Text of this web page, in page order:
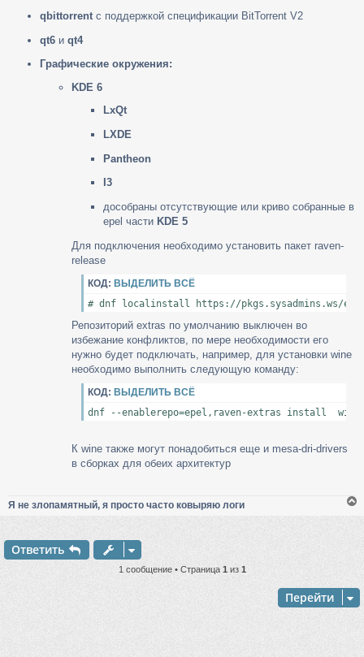
qbittorrent с поддержкой спецификации BitTorrent V2
qt6 и qt4
Графические окружения:
KDE 6
LxQt
LXDE
Pantheon
I3
дособраны отсутствующие или криво собранные в
epel части KDE 5
Для подключения необходимо установить пакет raven-
release
КОД: ВЫДЕЛИТЬ ВСЁ
# dnf localinstall https://pkgs.sysadmins.ws/el8/
Репозиторий extras по умолчанию выключен во
избежание конфликтов, по мере необходимости его
нужно будет подключать, например, для установки wine
необходимо выполнить следующую команду:
КОД: ВЫДЕЛИТЬ ВСЁ
К wine также могут понадобиться еще и mesa-dri-drivers
в сборках для обеих архитектур
Я не злопамятный, я просто часто ковыряю логи
с
я
Ответить
1 сообщение • Страница 1из 1
Перейти